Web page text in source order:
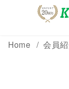
Home 会員